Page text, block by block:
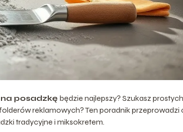
posadzkę będzie najlepszy? Szukasz prostych
reklamowych? Ten poradnik przeprowadzi
tradycyjne i miksokretem.